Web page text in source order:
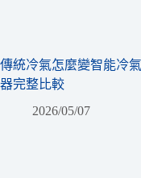
傳統冷氣怎麼變智能冷
器完整比較
2026/05/07